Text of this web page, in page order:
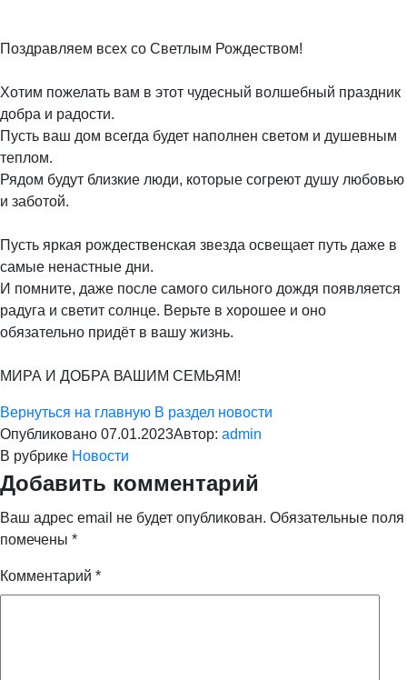
Поздравляем всех со Светлым Рождеством!
Хотим пожелать вам в этот чудесный волшебный праздник
добра и радости.
Пусть ваш дом всегда будет наполнен светом и душевным
теплом.
Рядом будут близкие люди, которые согреют душу любовью
и заботой.
Пусть яркая рождественская звезда освещает путь даже в
самые ненастные дни.
И помните, даже после самого сильного дождя появляется
радуга и светит солнце. Верьте в хорошее и оно
обязательно придёт в вашу жизнь.
МИРА И ДОБРА ВАШИМ СЕМЬЯМ!
Вернуться на главную В раздел новости
Опубликовано 07.01.2023Автор: admin
В рубрике Новости
Добавить комментарий
Ваш адрес email не будет опубликован. Обязательные поля
помечены *
Комментарий *